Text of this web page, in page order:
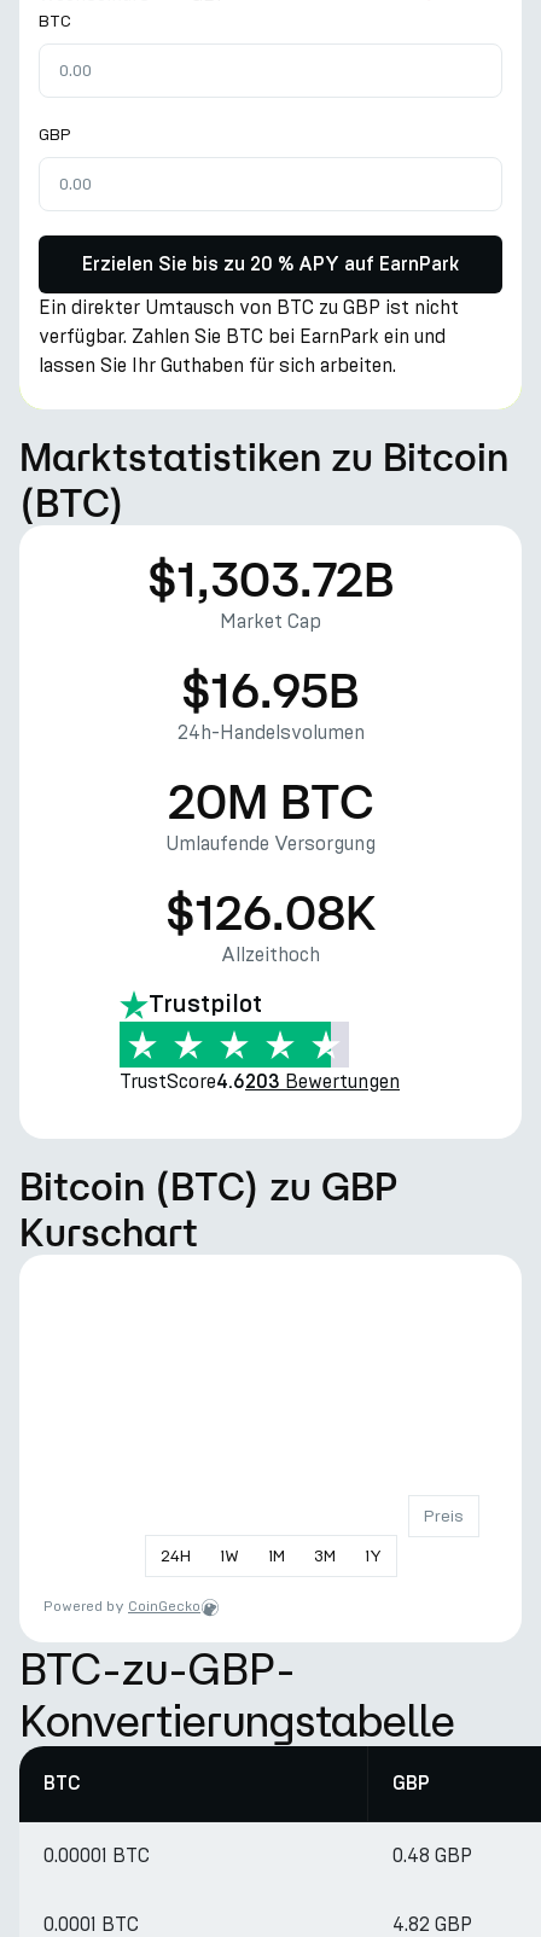
BTC
GBP
Erzielen Sie bis zu 20 % APY auf EarnPark
Ein direkter Umtausch von BTC zu GBP ist nicht
verfügbar. Zahlen Sie BTC bei EarnPark ein und
lassen Sie Ihr Guthaben für sich arbeiten.
Marktstatistiken zu Bitcoin
(BTC)
$1,303.72B
Market Cap
$16.95B
24h-Handelsvolumen
20M BTC
Umlaufende Versorgung
$126.08K
Allzeithoch
Trustpilot
TrustScore4.6203 Bewertungen
Bitcoin (BTC) zu GBP
Kurschart
24H 1W 1M 3M 1Y
Preis
Powered by CoinGecko
BTC-zu-GBP-
Konvertierungstabelle
BTC GBP
0.00001 BTC 0.48 GBP
0.0001 BTC 4.82 GBP